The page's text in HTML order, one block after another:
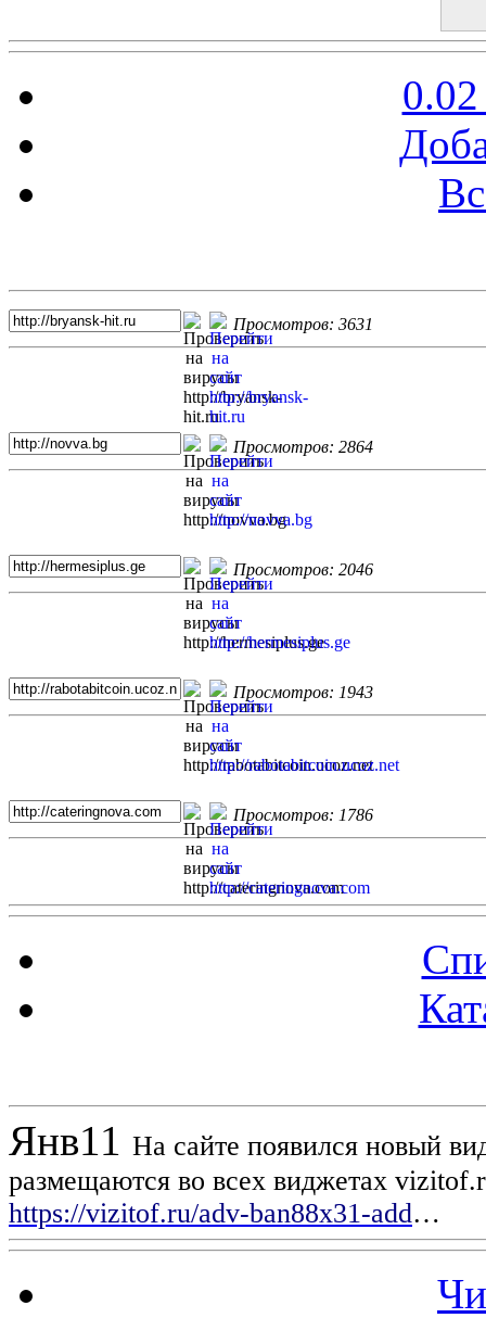
Просмотров: 3631
Просмотров: 2864
Просмотров: 2046
Просмотров: 1943
Просмотров: 1786
Янв11 На сайте появился новый
размещаются во всех виджетах
https://vizitof.ru/adv-ban88x31-add…